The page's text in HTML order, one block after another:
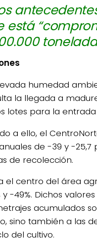
está
humedad
la llegada a
lotes para la
a ello, el
de -39 y -25,7
de recolección.
el centro del área
y -49%. Dichos
acumulados
sino también a las
del cultivo.
04/salio-